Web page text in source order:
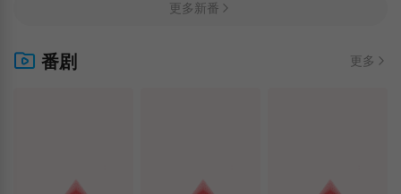
更多新番
番剧 更多